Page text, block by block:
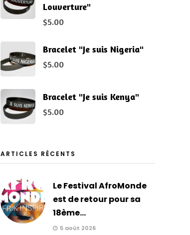
Louverture"
$5.00
Bracelet "Je suis Nigeria"
$5.00
Bracelet "Je suis Kenya"
$5.00
ARTICLES RÉCENTS
Le Festival AfroMonde
est de retour pour sa
18ème...
5 août 2026